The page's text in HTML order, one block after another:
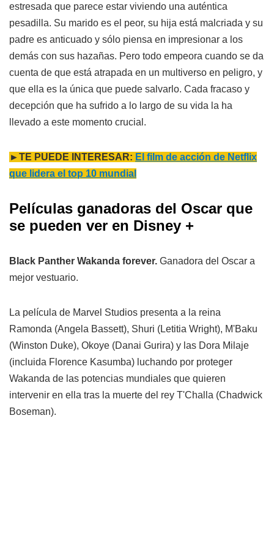
estresada que parece estar viviendo una auténtica
pesadilla. Su marido es el peor, su hija está malcriada y su
padre es anticuado y sólo piensa en impresionar a los
demás con sus hazañas. Pero todo empeora cuando se da
cuenta de que está atrapada en un multiverso en peligro, y
que ella es la única que puede salvarlo. Cada fracaso y
decepción que ha sufrido a lo largo de su vida la ha
llevado a este momento crucial.
►TE PUEDE INTERESAR: El film de acción de Netflix
que lidera el top 10 mundial
Películas ganadoras del Oscar que
se pueden ver en Disney +
Black Panther Wakanda forever. Ganadora del Oscar a
mejor vestuario.
La película de Marvel Studios presenta a la reina
Ramonda (Angela Bassett), Shuri (Letitia Wright), M'Baku
(Winston Duke), Okoye (Danai Gurira) y las Dora Milaje
(incluida Florence Kasumba) luchando por proteger
Wakanda de las potencias mundiales que quieren
intervenir en ella tras la muerte del rey T'Challa (Chadwick
Boseman).